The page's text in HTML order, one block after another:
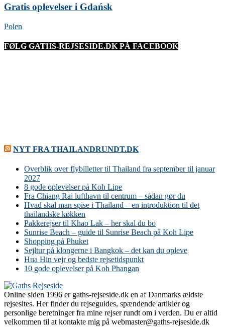
Gratis oplevelser i Gdańsk
Polen
FØLG GATHS-REJSESIDE.DK PÅ FACEBOOK
NYT FRA THAILANDRUNDT.DK
Overblik over flybilletter til Thailand fra september til januar
2027
8 gode oplevelser på Koh Lipe
Fra Chiang Rai lufthavn til centrum – sådan gør du
Hvad skal man spise i Thailand – en introduktion til det
thailandske køkken
Pakkerejser til Khao Lak – her skal du bo
Sunrise Beach – guide til Sunrise Beach på Koh Lipe
Shopping på Phuket
Sejltur på klongerne i Bangkok – det kan du opleve
Hua Hin vejr og bedste rejsetidspunkt
10 gode oplevelser på Koh Phangan
Online siden 1996 er gaths-rejseside.dk en af Danmarks ældste
rejsesites. Her finder du rejseguides, spændende artikler og
personlige beretninger fra mine rejser rundt om i verden. Du er altid
velkommen til at kontakte mig på webmaster@gaths-rejseside.dk